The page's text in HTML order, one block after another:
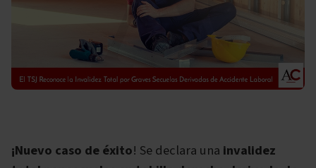
¡Nuevo caso de éxito! Se declara una invalidez